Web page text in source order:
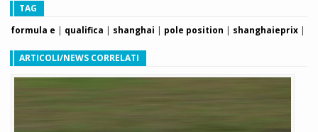
TAG
formula e | qualifica | shanghai | pole position | shanghaieprix |
ARTICOLI/NEWS CORRELATI